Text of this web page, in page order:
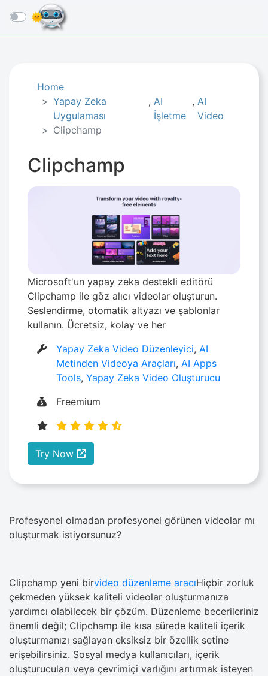
☰
Home
Yapay Zeka
Uygulaması
, AI
İşletme​
,AI
Video
Clipchamp
Clipchamp
Microsoft'un yapay zeka destekli editörü
Clipchamp ile göz alıcı videolar oluşturun.
Seslendirme, otomatik altyazı ve şablonlar
kullanın. Ücretsiz, kolay ve her
Yapay Zeka Video Düzenleyici, AI
Metinden Videoya Araçları, AI Apps
Tools,Yapay Zeka Video Oluşturucu
Freemium
Try Now
Profesyonel olmadan profesyonel görünen videolar mı
oluşturmak istiyorsunuz?
Clipchamp yeni birvideo düzenleme aracıHiçbir zorluk
çekmeden yüksek kaliteli videolar oluşturmanıza
yardımcı olabilecek bir çözüm. Düzenleme becerileriniz
önemli değil; Clipchamp ile kısa sürede kaliteli içerik
oluşturmanızı sağlayan eksiksiz bir özellik setine
erişebilirsiniz. Sosyal medya kullanıcıları, içerik
oluşturucuları veya çevrimiçi varlığını artırmak isteyen